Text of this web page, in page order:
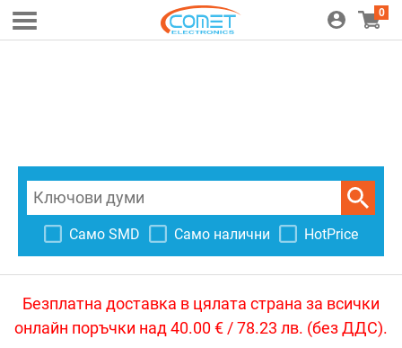
0
Само SMD Само налични HotPrice
Безплатна доставка в цялата страна за всички
онлайн поръчки над 40.00 € / 78.23 лв. (без ДДС).